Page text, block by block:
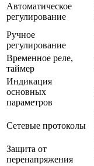
Автоматическое
регулирование
Ручное
регулирование
Временное реле,
таймер
Индикация
основных
параметров
Сетевые протоколы
Защита от
перенапряжения